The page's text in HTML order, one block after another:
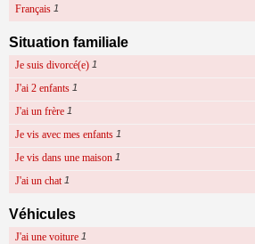
Français 1
Situation familiale
Je suis divorcé(e) 1
J'ai 2 enfants 1
J'ai un frère 1
Je vis avec mes enfants 1
Je vis dans une maison 1
J'ai un chat 1
Véhicules
J'ai une voiture 1